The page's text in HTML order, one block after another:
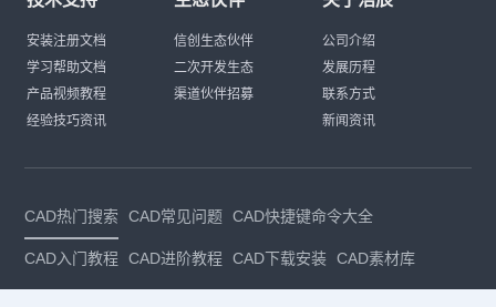
安装注册文档
学习帮助文档
产品视频教程
经验技巧资讯
信创生态伙伴
二次开发生态
渠道伙伴招募
公司介绍
发展历程
联系方式
新闻资讯
CAD热门搜索 CAD常见问题 CAD快捷键命令大全
CAD入门教程 CAD进阶教程 CAD下载安装 CAD素材库